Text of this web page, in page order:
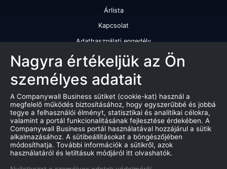
Árlista
Kapcsolat
Adathasználati engedély
Szolgáltatásaink
Cégminősítés
Cégminősítési riport
Kiváló cégminősítési tanúsítvány
Termékek
Companywall Business - Adattovábbítási szerződés
Nagyra értékeljük az Ön
személyes adatait
A Companywall Business sütiket (cookie-kat) használ a
megfelelő működés biztosításához, hogy egyszerűbbé és jobbá
tegye a felhasználói élményt, statisztikai és analitikai célokra,
valamint a portál funkcionalitásának fejlesztése érdekében. A
Companywall Business portál használatával hozzájárul a sütik
alkalmazásához. A sütibeállításokat a böngészőjében
módosíthatja. További információk a sütikről, azok
használatáról és letiltásuk módjáról itt olvashatók.